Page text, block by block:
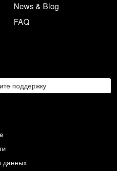
News & Blog
FAQ
поддержку
данных